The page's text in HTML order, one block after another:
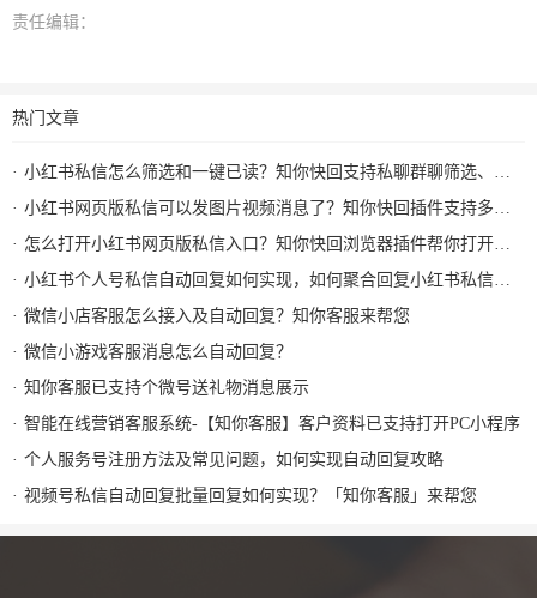
责任编辑：
热门文章
小红书私信怎么筛选和一键已读？知你快回支持私聊群聊筛选、批量已读和图片视频回复
小红书网页版私信可以发图片视频消息了？知你快回插件支持多种形式图片发送和AI自动回复
怎么打开小红书网页版私信入口？知你快回浏览器插件帮你打开小红书私信AI回复及快捷回复
小红书个人号私信自动回复如何实现，如何聚合回复小红书私信及群消息？知你客服来解决
微信小店客服怎么接入及自动回复？知你客服来帮您
微信小游戏客服消息怎么自动回复？
知你客服已支持个微号送礼物消息展示
智能在线营销客服系统-【知你客服】客户资料已支持打开PC小程序
个人服务号注册方法及常见问题，如何实现自动回复攻略
视频号私信自动回复批量回复如何实现？「知你客服」来帮您